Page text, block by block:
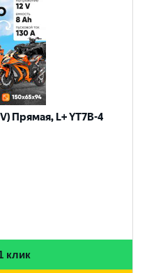
Прямая, L+ YT7B-4
клик